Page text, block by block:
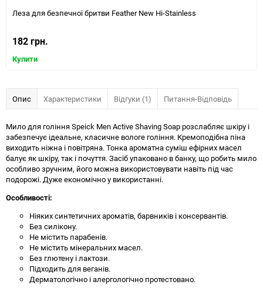
Леза для безпечної бритви Feather New Hi-Stainless
182 грн.
Купити
Опис Характеристики Відгуки (1) Питання-Відповідь
Мило для гоління Speick Men Active Shaving Soap розслабляє шкіру і
забезпечує ідеальне, класичне вологе гоління. Кремоподібна піна
виходить ніжна і повітряна. Тонка ароматна суміш ефірних масел
балує як шкіру, так і почуття. Засіб упаковано в банку, що робить мило
особливо зручним, його можна використовувати навіть під час
подорожі. Дуже економічно у використанні.
Особливості:
Ніяких синтетичних ароматів, барвників і консервантів.
Без силікону.
Не містить парабенів.
Не містить мінеральних масел.
Без глютену і лактози.
Підходить для веганів.
Дерматологічно і алергологічно протестовано.